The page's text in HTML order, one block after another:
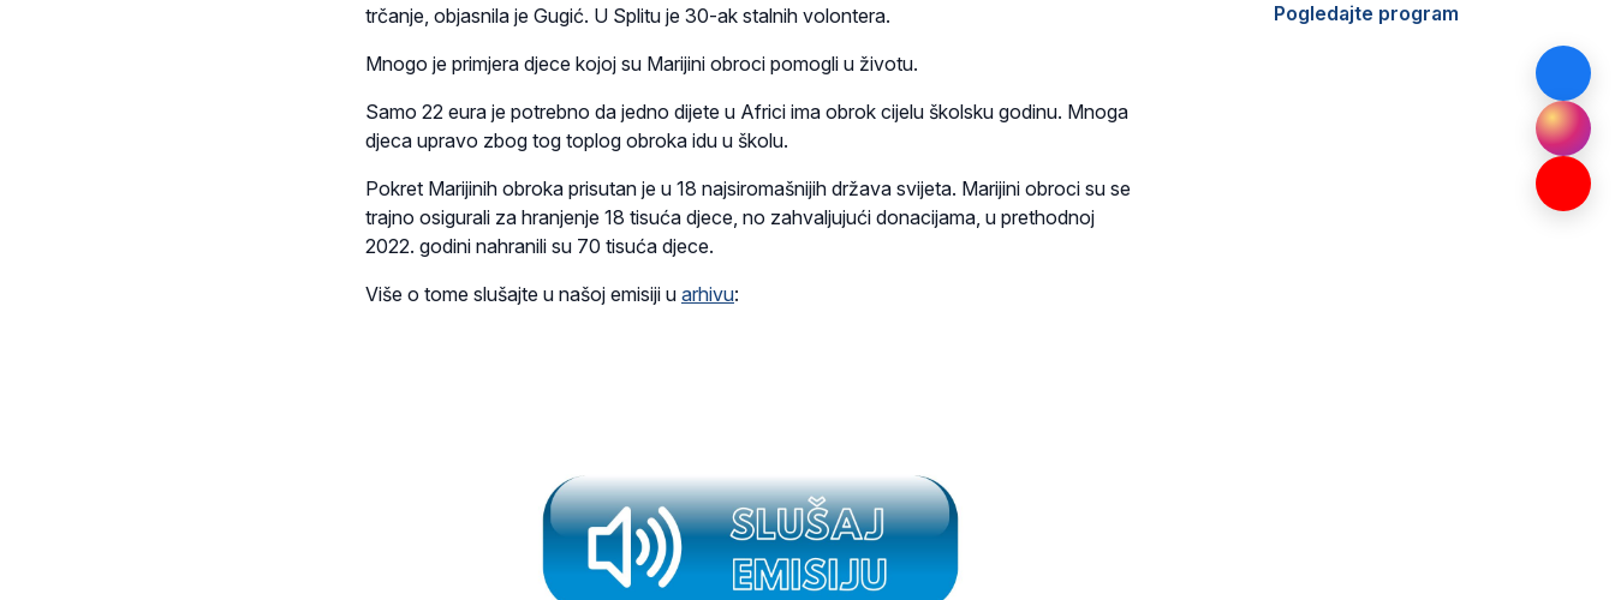
trčanje, objasnila je Gugić. U Splitu je 30-ak stalnih volontera.
Mnogo je primjera djece kojoj su Marijini obroci pomogli u životu.
Samo 22 eura je potrebno da jedno dijete u Africi ima obrok cijelu školsku godinu. Mnoga
djeca upravo zbog tog toplog obroka idu u školu.
Pokret Marijinih obroka prisutan je u 18 najsiromašnijih država svijeta. Marijini obroci su se
trajno osigurali za hranjenje 18 tisuća djece, no zahvaljujući donacijama, u prethodnoj
2022. godini nahranili su 70 tisuća djece.
Više o tome slušajte u našoj emisiji u arhivu:
Pogledajte program